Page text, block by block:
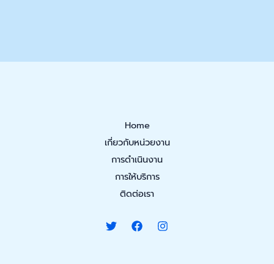
Home
เกี่ยวกับหน่วยงาน
การดำเนินงาน
การให้บริการ
ติดต่อเรา